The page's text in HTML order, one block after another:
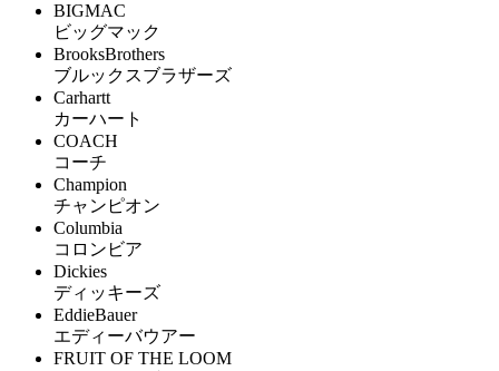
BIGMAC
ビッグマック
BrooksBrothers
ブルックスブラザーズ
Carhartt
カーハート
COACH
コーチ
Champion
チャンピオン
Columbia
コロンビア
Dickies
ディッキーズ
EddieBauer
エディーバウアー
FRUIT OF THE LOOM